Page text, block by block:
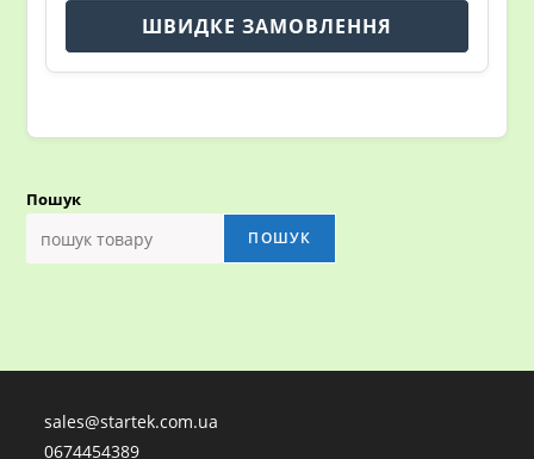
ШВИДКЕ ЗАМОВЛЕННЯ
Пошук
ПОШУК
sales@startek.com.ua
0674454389